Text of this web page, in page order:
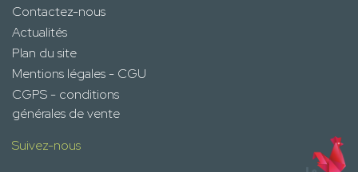
Contactez-nous
Actualités
Plan du site
Mentions légales - CGU
CGPS - conditions
générales de vente
Suivez-nous